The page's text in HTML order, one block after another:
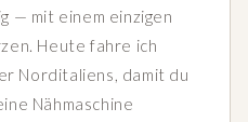
— mit einem einzigen
Heute fahre ich
Norditaliens, damit du
Nähmaschine